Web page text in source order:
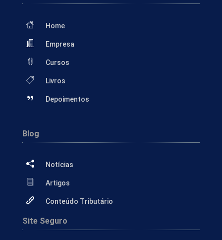
Home
Empresa
Cursos
Livros
Depoimentos
Blog
Notícias
Artigos
Conteúdo Tributário
Site Seguro